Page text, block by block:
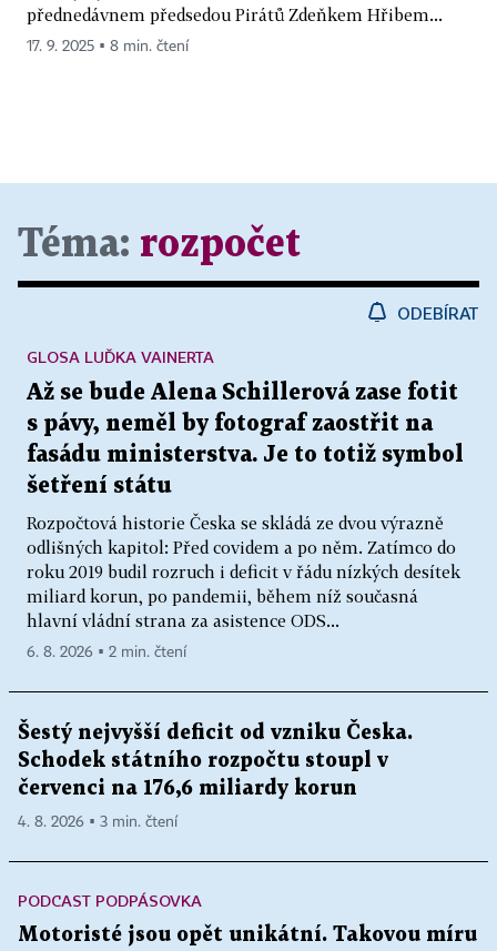
přednedávnem předsedou Pirátů Zdeňkem Hřibem...
17. 9. 2025 ▪ 8 min. čtení
Téma: rozpočet
ODEBÍRAT
Až se bude Alena Schillerová zase fotit
s pávy, neměl by fotograf zaostřit na
fasádu ministerstva. Je to totiž symbol
šetření státu
Rozpočtová historie Česka se skládá ze dvou výrazně
odlišných kapitol: Před covidem a po něm. Zatímco do
roku 2019 budil rozruch i deficit v řádu nízkých desítek
miliard korun, po pandemii, během níž současná
hlavní vládní strana za asistence ODS...
GLOSA LUĎKA VAINERTA
6. 8. 2026 ▪ 2 min. čtení
Šestý nejvyšší deficit od vzniku Česka.
Schodek státního rozpočtu stoupl v
červenci na 176,6 miliardy korun
4. 8. 2026 ▪ 3 min. čtení
PODCAST PODPÁSOVKA
Motoristé jsou opět unikátní. Takovou míru